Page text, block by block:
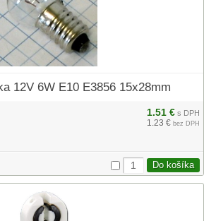
12V 6W E10 E3856 15x28mm
1.51 € s DPH
1.23 € bez DPH